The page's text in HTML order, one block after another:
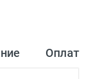
Оплата